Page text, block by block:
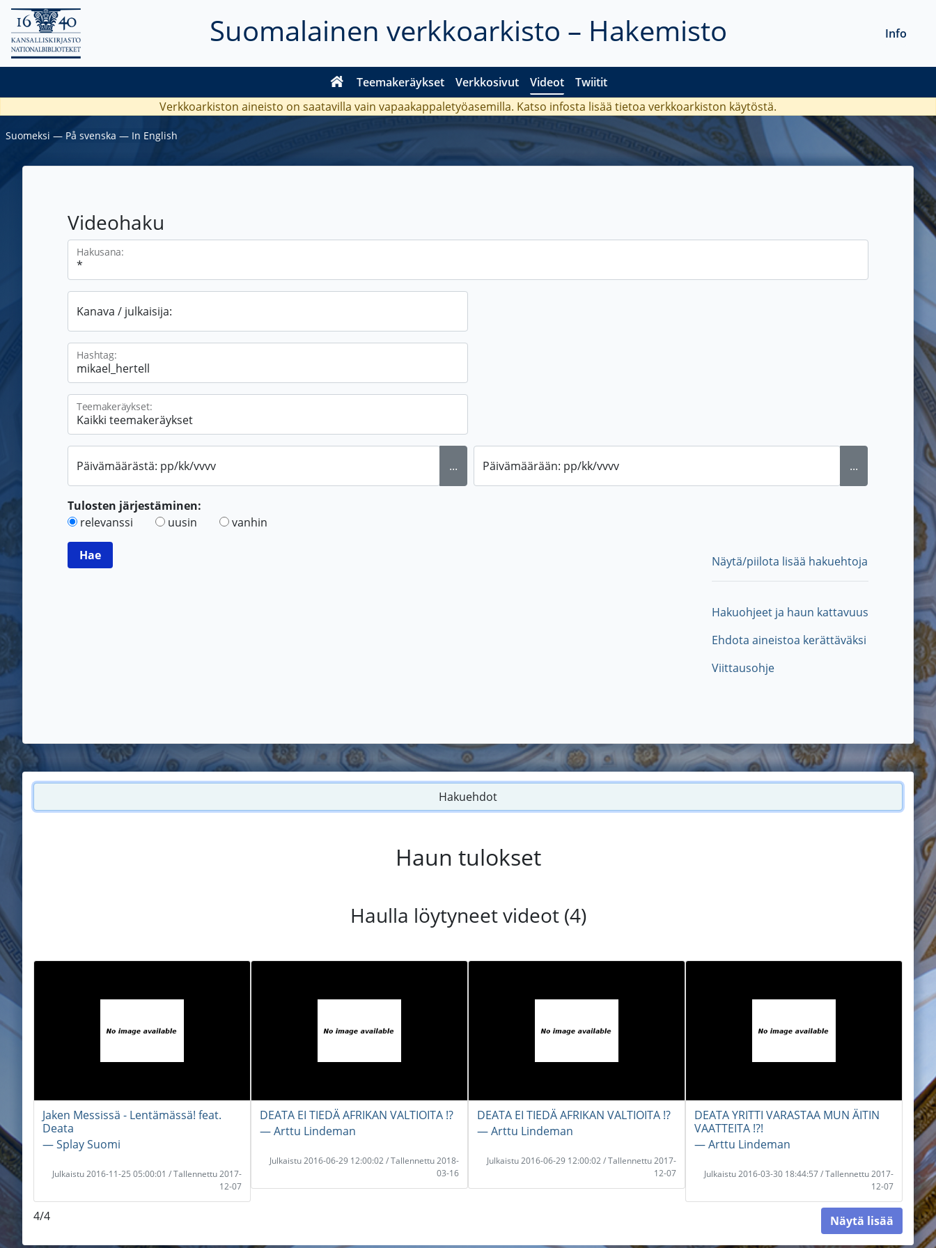
Suomalainen verkkoarkisto – Hakemisto
Teemakeräykset Verkkosivut Videot Twiitit
Info
Verkkoarkiston aineisto on saatavilla vain vapaakappaletyöasemilla. Katso infosta lisää tietoa verkkoarkiston käytöstä.
Suomeksi ― På svenska ― In English
Videohaku
Hakusana:
Kanava / julkaisija:
Hashtag:
Teemakeräykset:
Päivämäärästä: pp/kk/vvvv ... Päivämäärään: pp/kk/vvvv ...
Tulosten järjestäminen:
relevanssi
uusin vanhin
Näytä/piilota lisää hakuehtoja
Hakuohjeet ja haun kattavuus
Ehdota aineistoa kerättäväksi
Viittausohje
Hakuehdot
Haun tulokset
Haulla löytyneet videot (4)
Jaken Messissä - Lentämässä! feat.
Deata
― Splay Suomi
Julkaistu 2016-11-25 05:00:01 / Tallennettu 2017-
12-07
DEATA EI TIEDÄ AFRIKAN VALTIOITA !?
― Arttu Lindeman
Julkaistu 2016-06-29 12:00:02 / Tallennettu 2018-
03-16
DEATA EI TIEDÄ AFRIKAN VALTIOITA !?
― Arttu Lindeman
Julkaistu 2016-06-29 12:00:02 / Tallennettu 2017-
12-07
DEATA YRITTI VARASTAA MUN ÄITIN
VAATTEITA !?!
― Arttu Lindeman
Julkaistu 2016-03-30 18:44:57 / Tallennettu 2017-
12-07
4/4 Näytä lisää